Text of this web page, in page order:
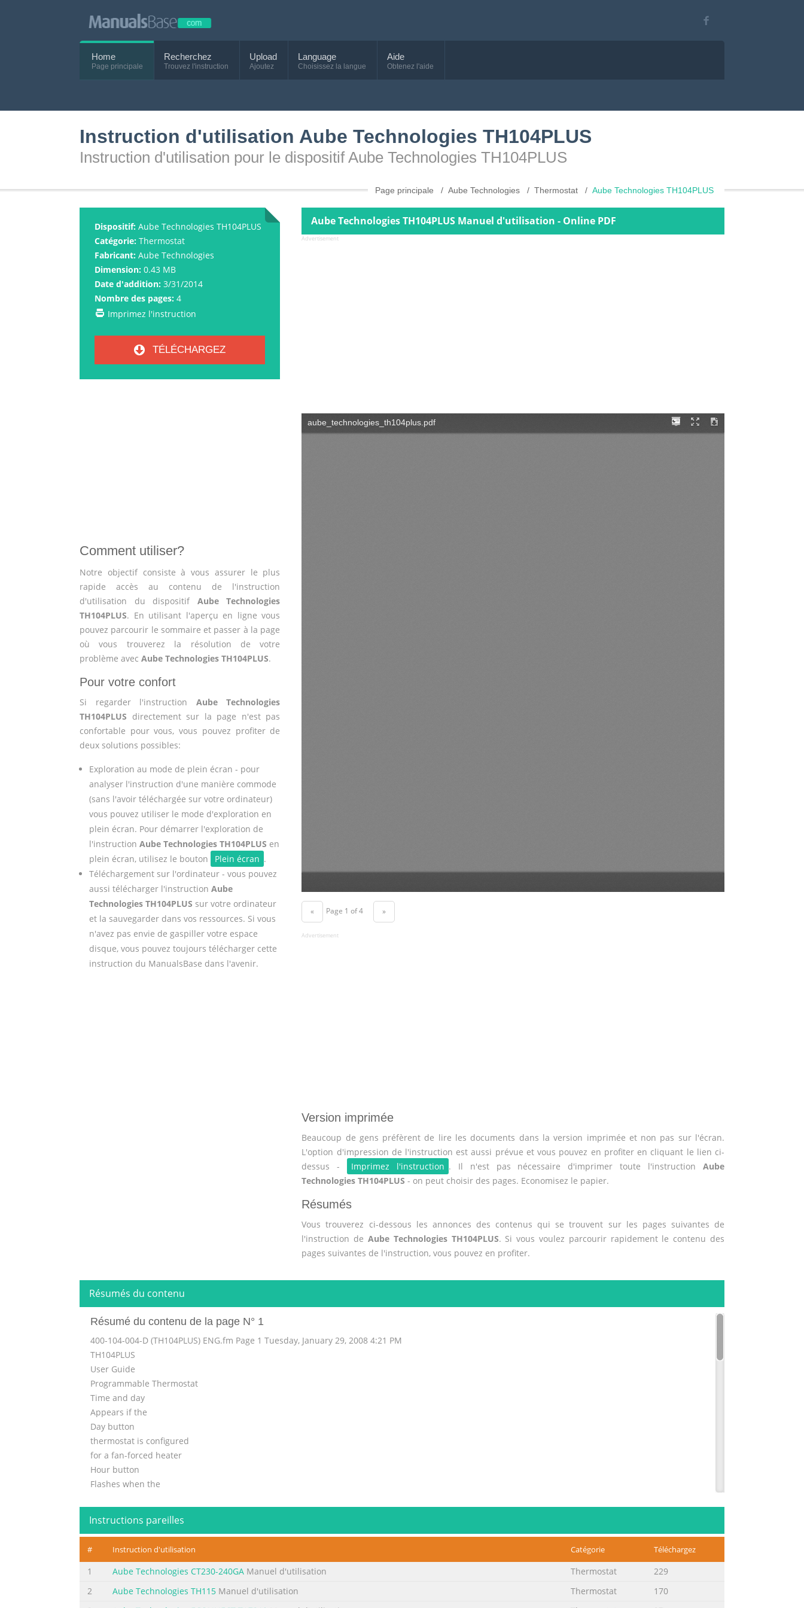
Home
Page principale
Recherchez
Trouvez l'instruction
Upload
Ajoutez
Language
Choisissez la langue
Aide
Obtenez l'aide
Instruction d'utilisation Aube Technologies TH104PLUS
Instruction d'utilisation pour le dispositif Aube Technologies TH104PLUS
Page principale Aube Technologies Thermostat Aube Technologies TH104PLUS
Dispositif: Aube Technologies TH104PLUS
Catégorie: Thermostat
Fabricant: Aube Technologies
Dimension: 0.43 MB
Date d'addition: 3/31/2014
Nombre des pages: 4
Imprimez l'instruction
TÉLÉCHARGEZ
Comment utiliser?
Notre objectif consiste à vous assurer le plus
rapide accès au contenu de l'instruction
d'utilisation du dispositif Aube Technologies
TH104PLUS. En utilisant l'aperçu en ligne vous
pouvez parcourir le sommaire et passer à la page
où vous trouverez la résolution de votre
problème avec Aube Technologies TH104PLUS.
Pour votre confort
Si regarder l'instruction Aube Technologies
TH104PLUS directement sur la page n'est pas
confortable pour vous, vous pouvez profiter de
deux solutions possibles:
Exploration au mode de plein écran - pour
analyser l'instruction d'une manière commode
(sans l'avoir téléchargée sur votre ordinateur)
vous pouvez utiliser le mode d'exploration en
plein écran. Pour démarrer l'exploration de
l'instruction Aube Technologies TH104PLUS en
plein écran, utilisez le bouton
Plein écran .
Téléchargement sur l'ordinateur - vous pouvez
aussi télécharger l'instruction Aube
Technologies TH104PLUS sur votre ordinateur
et la sauvegarder dans vos ressources. Si vous
n'avez pas envie de gaspiller votre espace
disque, vous pouvez toujours télécharger cette
instruction du ManualsBase dans l'avenir.
Aube Technologies TH104PLUS Manuel d'utilisation - Online PDF
Advertisement
« Page 1 of 4 »
Advertisement
Version imprimée
Beaucoup de gens préfèrent de lire les documents dans la version imprimée et non pas sur l'écran.
L'option d'impression de l'instruction est aussi prévue et vous pouvez en profiter en cliquant le lien ci-
dessus -
Imprimez l'instruction . Il n'est pas nécessaire d'imprimer toute l'instructionAube
Technologies TH104PLUS - on peut choisir des pages. Economisez le papier.
Résumés
Vous trouverez ci-dessous les annonces des contenus qui se trouvent sur les pages suivantes de
l'instruction de Aube Technologies TH104PLUS. Si vous voulez parcourir rapidement le contenu des
pages suivantes de l'instruction, vous pouvez en profiter.
Résumés du contenu
Résumé du contenu de la page N° 1
400-104-004-D (TH104PLUS) ENG.fm Page 1 Tuesday, January 29, 2008 4:21 PM
TH104PLUS
User Guide
Programmable Thermostat
Time and day
Appears if the
Day button
thermostat is configured
for a fan-forced heater
Hour button
Flashes when the
clock has been reset
Program button
Temperature
Instructions pareilles
# Instruction d'utilisation Catégorie Téléchargez
1 Aube Technologies CT230-240GA Manuel d'utilisation Thermostat
229
2
Aube Technologies TH115 Manuel d'utilisation Thermostat
170